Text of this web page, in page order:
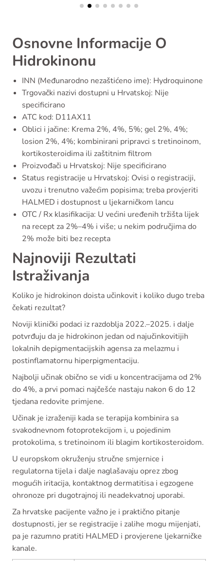
Osnovne Informacije O
Hidrokinonu
INN (Međunarodno nezaštićeno ime): Hydroquinone
Trgovački nazivi dostupni u Hrvatskoj: Nije
specificirano
ATC kod: D11AX11
Oblici i jačine: Krema 2%, 4%, 5%; gel 2%, 4%;
losion 2%, 4%; kombinirani pripravci s tretinoinom,
kortikosteroidima ili zaštitnim filtrom
Proizvođači u Hrvatskoj: Nije specificirano
Status registracije u Hrvatskoj: Ovisi o registraciji,
uvozu i trenutno važećim popisima; treba provjeriti
HALMED i dostupnost u ljekarničkom lancu
OTC / Rx klasifikacija: U većini uređenih tržišta lijek
na recept za 2%–4% i više; u nekim područjima do
2% može biti bez recepta
Najnoviji Rezultati
Istraživanja
Koliko je hidrokinon doista učinkovit i koliko dugo treba
čekati rezultat?
Noviji klinički podaci iz razdoblja 2022.–2025. i dalje
potvrđuju da je hidrokinon jedan od najučinkovitijih
lokalnih depigmentacijskih agensa za melazmu i
postinflamatornu hiperpigmentaciju.
Najbolji učinak obično se vidi u koncentracijama od 2%
do 4%, a prvi pomaci najčešće nastaju nakon 6 do 12
tjedana redovite primjene.
Učinak je izraženiji kada se terapija kombinira sa
svakodnevnom fotoprotekcijom i, u pojedinim
protokolima, s tretinoinom ili blagim kortikosteroidom.
U europskom okruženju stručne smjernice i
regulatorna tijela i dalje naglašavaju oprez zbog
mogućih iritacija, kontaktnog dermatitisa i egzogene
ohronoze pri dugotrajnoj ili neadekvatnoj uporabi.
Za hrvatske pacijente važno je i praktično pitanje
dostupnosti, jer se registracije i zalihe mogu mijenjati,
pa je razumno pratiti HALMED i provjerene ljekarničke
kanale.